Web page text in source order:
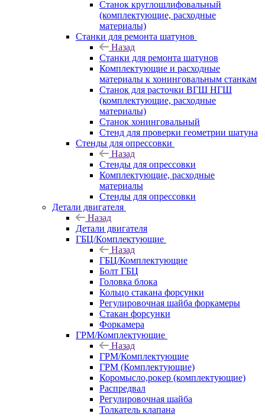
Станок круглошлифовальный
(комплектующие, расходные
материалы)
Станки для ремонта шатунов
Назад
Станки для ремонта шатунов
Комплектующие и расходные
материалы к хонинговальным станкам
Станок для расточки ВГШ НГШ
(комплектующие, расходные
материалы)
Станок хонинговальный
Стенд для проверки геометрии шатуна
Стенды для опрессовки
Назад
Стенды для опрессовки
Комплектующие, расходные
материалы
Стенды для опрессовки
Детали двигателя
Назад
Детали двигателя
ГБЦ/Комплектующие
Назад
ГБЦ/Комплектующие
Болт ГБЦ
Головка блока
Кольцо стакана форсунки
Регулировочная шайба форкамеры
Стакан форсунки
Форкамера
ГРМ/Комплектующие
Назад
ГРМ/Комплектующие
ГРМ (Комплектующие)
Коромысло,рокер (комплектующие)
Распредвал
Регулировочная шайба
Толкатель клапана